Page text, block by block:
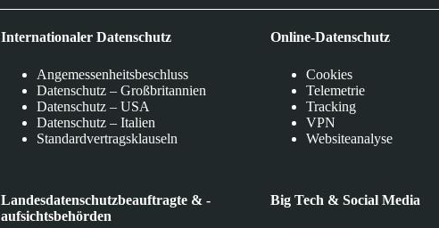
Internationaler Datenschutz
Angemessenheitsbeschluss
Datenschutz – Großbritannien
Datenschutz – USA
Datenschutz – Italien
Standardvertragsklauseln
Landesdatenschutzbeauftragte & -
aufsichtsbehörden
Online-Datenschutz
Cookies
Telemetrie
Tracking
VPN
Websiteanalyse
Big Tech & Social Media